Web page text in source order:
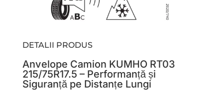
DETALII PRODUS
Anvelope Camion KUMHO RT03
215/75R17.5 – Performanță și
Siguranță pe Distanțe Lungi